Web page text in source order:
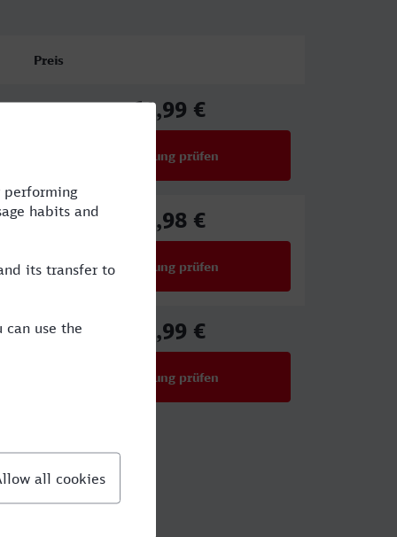
Preis
61,99 €
Verbindung prüfen
80,98 €
Verbindung prüfen
59,99 €
Verbindung prüfen